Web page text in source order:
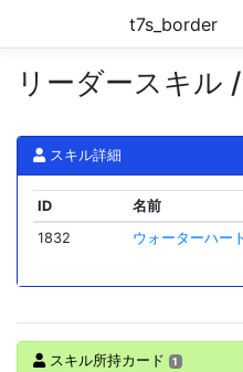
t7s_border
リーダースキル
スキル詳細
ID 名前
1832
ウォーターハート
スキル所持カード 1